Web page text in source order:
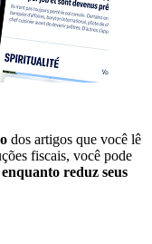
dos artigos que você lê
fiscais, você pode
reduz seus